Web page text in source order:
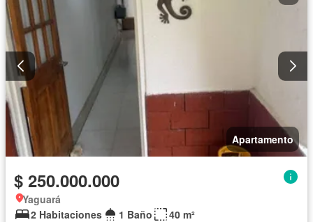
Apartamento
$ 250.000.000
Yaguará
2 Habitaciones
1 Baño 40 m²